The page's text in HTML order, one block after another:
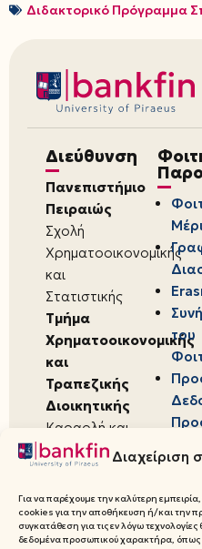
Διαχείριση
Για να παρέχουμε την καλύτερη
cookies για την αποθήκευση ή/και την
συγκατάθεση για τις εν λόγω
δεδομένα προσωπικού χαρακτήρα,
Διδακτορικό Πρόγραμμα
Διεύθυνση
Πανεπιστήμιο
Πειραιώς
Σχολή
Χρηματοοικονομικής
και
Στατιστικής
Τμήμα
Χρηματοοικονομικής
και
Τραπεζικής
Διοικητικής
Καραολή και
Δημητρίου 80,
18534,
Πειραιάς
του